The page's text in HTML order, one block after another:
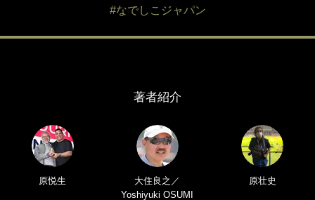
#なでしこジャパン
著者紹介
原悦生
大住良之／
Yoshiyuki OSUMI
原壮史